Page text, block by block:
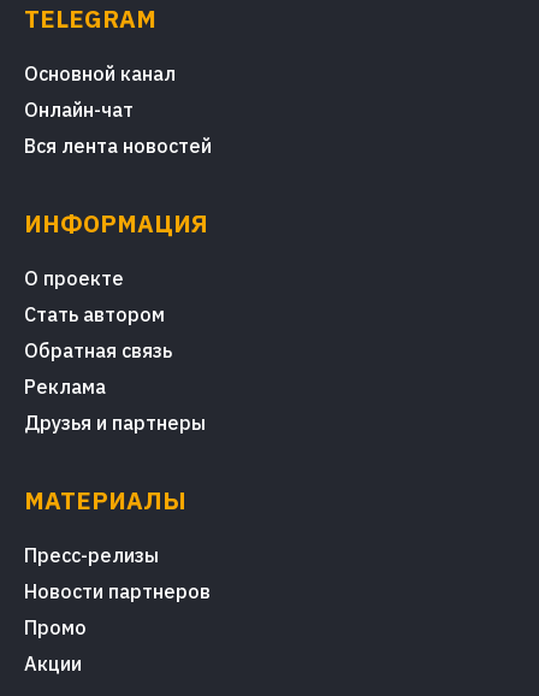
TELEGRAM
Основной канал
Онлайн-чат
Вся лента новостей
ИНФОРМАЦИЯ
О проекте
Стать автором
Обратная связь
Реклама
Друзья и партнеры
МАТЕРИАЛЫ
Пресс-релизы
Новости партнеров
Промо
Акции